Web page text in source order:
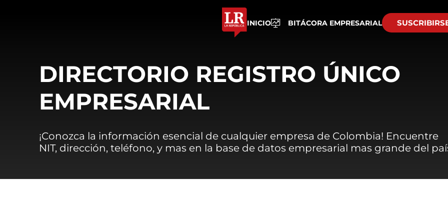
INICIO BITÁCORA EMPRESARIAL
DIRECTORIO REGISTRO ÚNICO
EMPRESARIAL
¡Conozca la información esencial de cualquier empresa de Colombia! Encuentre
NIT, dirección, teléfono, y mas en la base de datos empresarial mas grande del